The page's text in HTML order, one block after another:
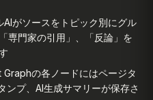
がソースをトピック別にグル
専門家の引用」、「反論」を
の各ノードにはページタ
ンプ、AI生成サマリーが保存さ